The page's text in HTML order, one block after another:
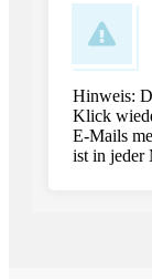
Hinweis:
Klick
E-Mails
ist in jeder